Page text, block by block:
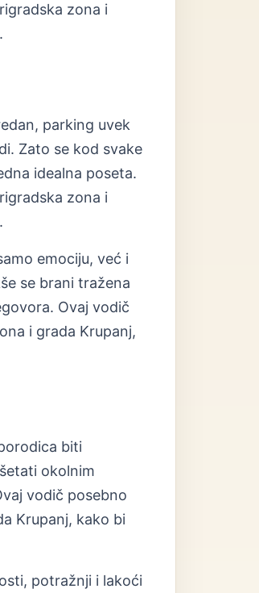
zona i
parking uvek
Zato se kod svake
idealna poseta.
zona i
emociju, već i
se brani tražena
Ovaj vodič
i grada Krupanj,
biti
okolnim
vodič posebno
Krupanj, kako bi
potražnji i lakoći